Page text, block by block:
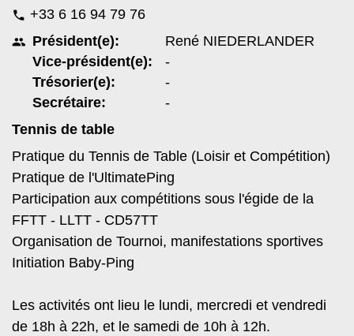
phone +33 6 16 94 79 76
people Président(e):
Vice-président(e):
Trésorier(e):
Secrétaire:
René NIEDERLANDER
-
-
-
Tennis de table
Pratique du Tennis de Table (Loisir et Compétition)
Pratique de l'UltimatePing
Participation aux compétitions sous l'égide de la
FFTT - LLTT - CD57TT
Organisation de Tournoi, manifestations sportives
Initiation Baby-Ping
Les activités ont lieu le lundi, mercredi et vendredi
de 18h à 22h, et le samedi de 10h à 12h.